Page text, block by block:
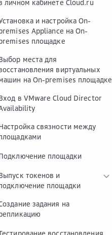
личном кабинете Cloud.ru
и настройка On-
Appliance на On-
площадке
места для
виртуальных
на On-premises площадке
в VMware Cloud Director
связности между
площадки
токенов и
площадки
задания на
восстановления